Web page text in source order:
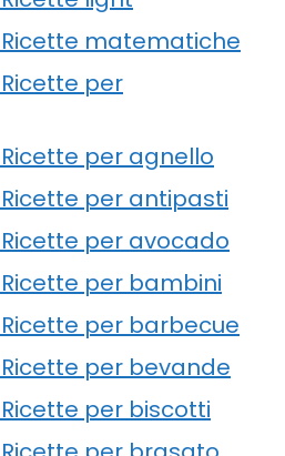
matematiche
per
per agnello
per antipasti
per avocado
per bambini
per barbecue
per bevande
per biscotti